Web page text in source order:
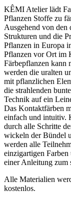
KÊMI Atelier lädt
Pflanzen Stoffe zu
Ausgehend von
Strukturen und die
Pflanzen in Europa
Pflanzen vor Ort im
Färbepflanzen kann
werden die uralten
mit pflanzlichen
die strahlenden
Technik auf ein
Das Kontaktfärben
einfach und intuitiv.
durch alle Schritte
wickeln der Bündel
werden alle
einzigartigen
einer Anleitung zum
Alle Materialien
kostenlos.